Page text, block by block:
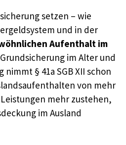
setzen – wie
und in der
Aufenthalt im
im Alter und
§ 41a SGB XII schon
von mehr
mehr zustehen,
im Ausland